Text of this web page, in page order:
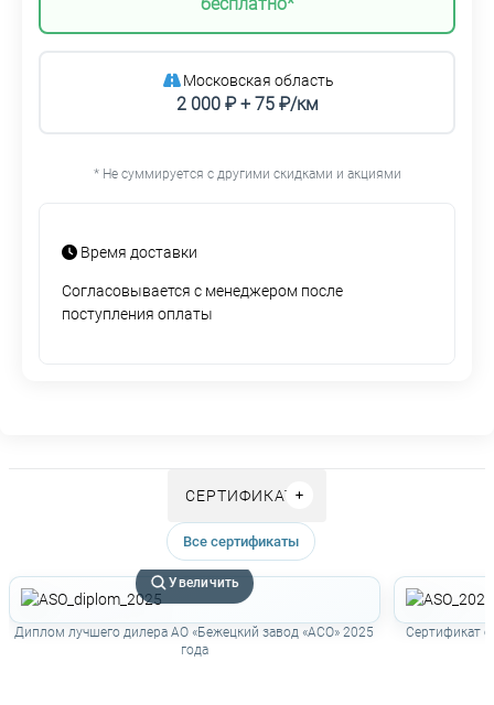
Московская область
2 000 ₽ + 75 ₽/км
* Не суммируется с другими скидками и акциями
Время доставки
Согласовывается с менеджером после
поступления оплаты
СЕРТИФИКАТЫ
Все сертификаты
Увеличить
Диплом лучшего дилера АО «Бежецкий завод «АСО» 2025
года
Сертификат